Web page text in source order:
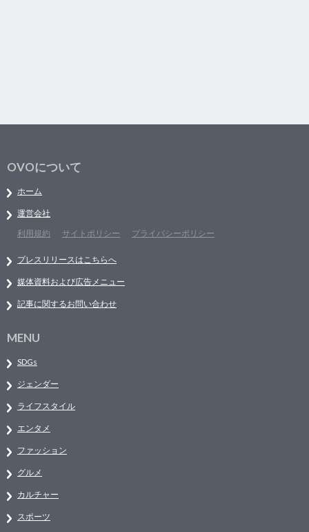
OVOについて
ホーム
運営会社
利用規約
サイトポリシー プライバシーポリシー
プレスリリースはこちらへ
媒体資料および広告メニュー
記事に関するお問い合わせ
MENU
SDGs
ジェンダー
ライフスタイル
エンタメ
ファッション
グルメ
カルチャー
スポーツ